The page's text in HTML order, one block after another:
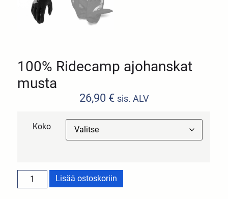
100% Ridecamp ajohanskat
musta
26,90 € sis. ALV
Koko
Lisää ostoskoriin